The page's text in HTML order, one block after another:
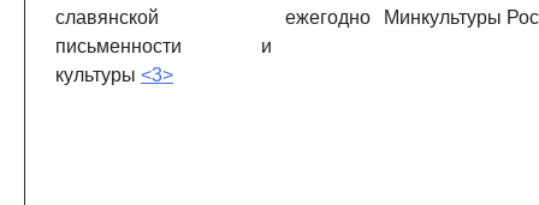
славянской
письменности и
культуры <3>
ежегодно Минкультуры